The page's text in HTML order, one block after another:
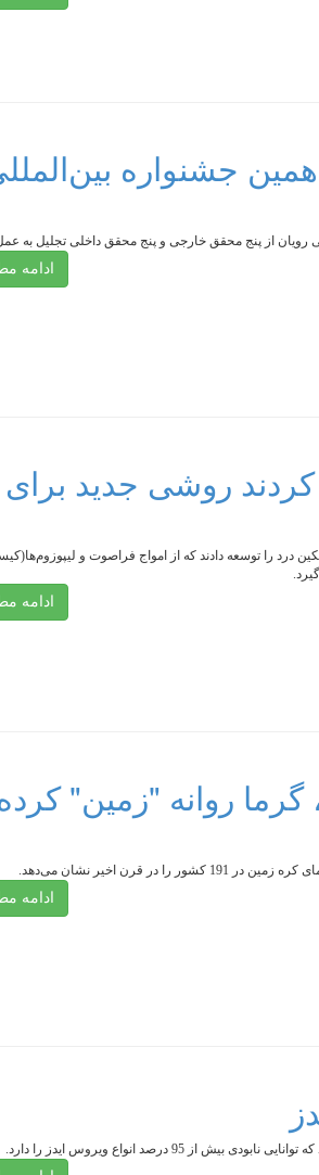
جشنواره
رویان از پنج محقق خارجی و پنج محقق داخلی تجلیل به
ادامه
روشی جدید برای
درد را توسعه دادند که از امواج فراصوت و
ادامه
بمب اتمی، گرما روانه "زمین"
قرن اخیر نشان می‌دهد.
ادامه
95 درصد انواع ویروس ایدز را دارد.